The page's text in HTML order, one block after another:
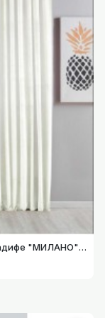
Затъмняваща ГотоваЗавеса с Коланче Кадифе "МИЛАНО" – Лукс и Функционалност за Релса и Тръбен Корниз 235х135 и 280х135, Цвят Бял 20357